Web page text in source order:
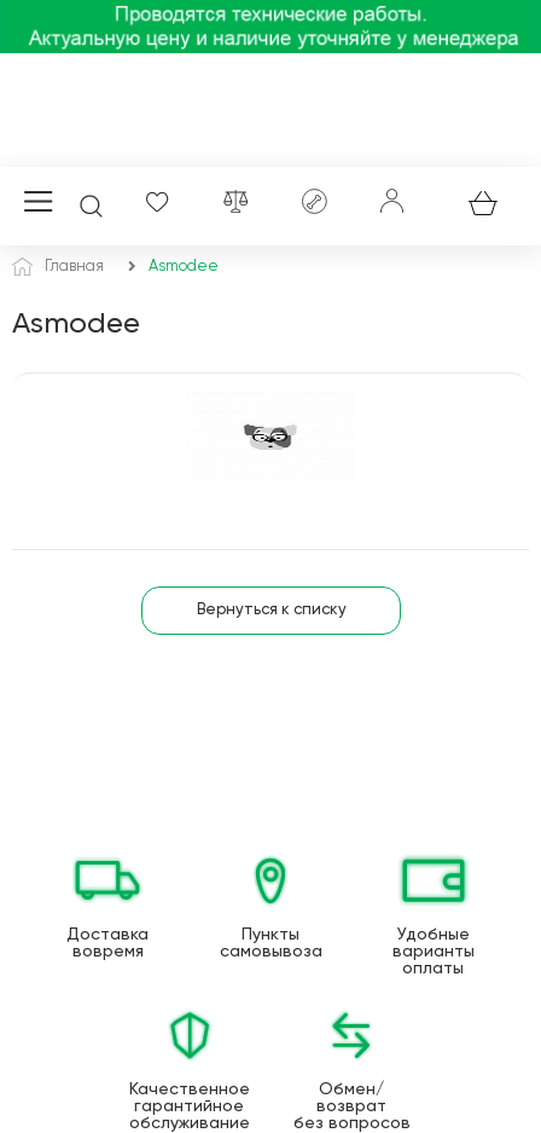
Главная Asmodee
Asmodee
Вернуться к списку
Доставка
вовремя
Пункты
самовывоза
Удобные
варианты
оплаты
Качественное
гарантийное
обслуживание
Обмен/
возврат
без вопросов